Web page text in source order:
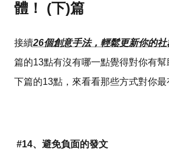
體！ (下)篇
接續26個創意手法，輕鬆更新你的
篇的13點有沒有哪一點覺得對你有
下篇的13點，來看看那些方式對你
#14、避免負面的發文